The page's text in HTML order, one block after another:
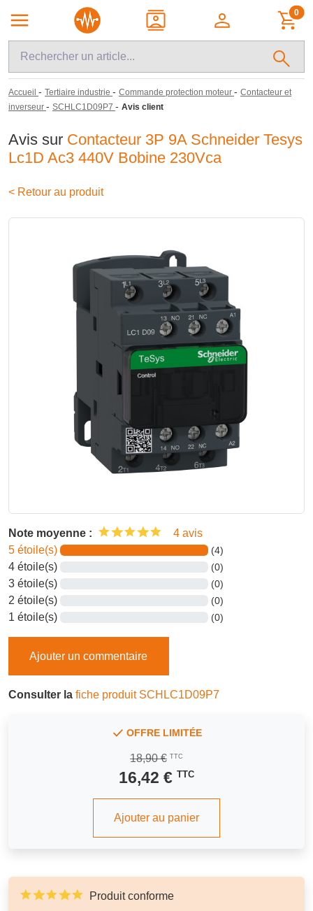
0
Accueil - Tertiaire industrie - Commande protection moteur - Contacteur et
inverseur - SCHLC1D09P7 - Avis client
Avis sur Contacteur 3P 9A Schneider Tesys
Lc1D Ac3 440V Bobine 230Vca
< Retour au produit
Note moyenne :
4 avis
5 étoile(s)
(4)
4 étoile(s) (0)
3 étoile(s) (0)
2 étoile(s) (0)
1 étoile(s) (0)
Ajouter un commentaire
Consulter la fiche produit SCHLC1D09P7
OFFRE LIMITÉE
18,90 € TTC
16,42 € TTC
Ajouter au panier
Produit conforme